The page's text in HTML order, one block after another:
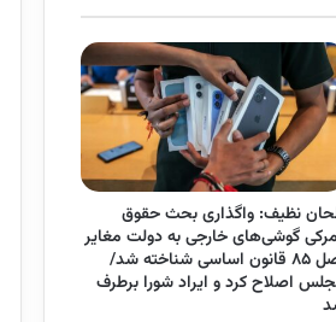
نظیف: واگذاری بحث حقوق
گوشی‌های خارجی به دولت مغایر
اصل ۸۵ قانون اساسی شناخته شد/
اصلاح کرد و ایراد شورا برطرف